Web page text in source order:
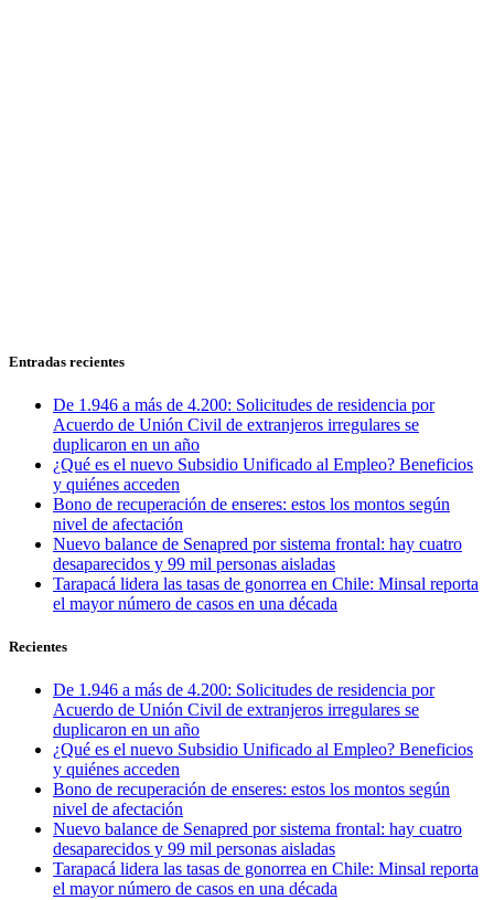
Entradas recientes
De 1.946 a más de 4.200: Solicitudes de residencia por
Acuerdo de Unión Civil de extranjeros irregulares se
duplicaron en un año
¿Qué es el nuevo Subsidio Unificado al Empleo? Beneficios
y quiénes acceden
Bono de recuperación de enseres: estos los montos según
nivel de afectación
Nuevo balance de Senapred por sistema frontal: hay cuatro
desaparecidos y 99 mil personas aisladas
Tarapacá lidera las tasas de gonorrea en Chile: Minsal reporta
el mayor número de casos en una década
Recientes
De 1.946 a más de 4.200: Solicitudes de residencia por
Acuerdo de Unión Civil de extranjeros irregulares se
duplicaron en un año
¿Qué es el nuevo Subsidio Unificado al Empleo? Beneficios
y quiénes acceden
Bono de recuperación de enseres: estos los montos según
nivel de afectación
Nuevo balance de Senapred por sistema frontal: hay cuatro
desaparecidos y 99 mil personas aisladas
Tarapacá lidera las tasas de gonorrea en Chile: Minsal reporta
el mayor número de casos en una década